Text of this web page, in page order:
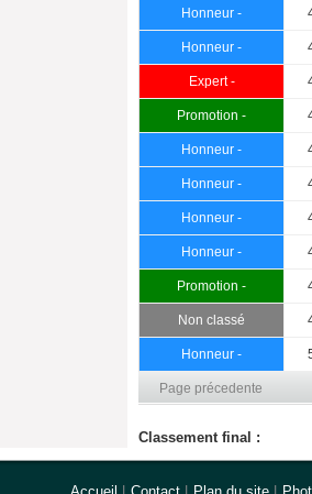
Honneur -
Honneur -
Expert -
Promotion -
Honneur -
Honneur -
Honneur -
Honneur -
Promotion -
Non classé
Honneur -
Page précedente
Classement final :